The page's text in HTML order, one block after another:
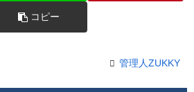
コピー
管理人ZUKKY